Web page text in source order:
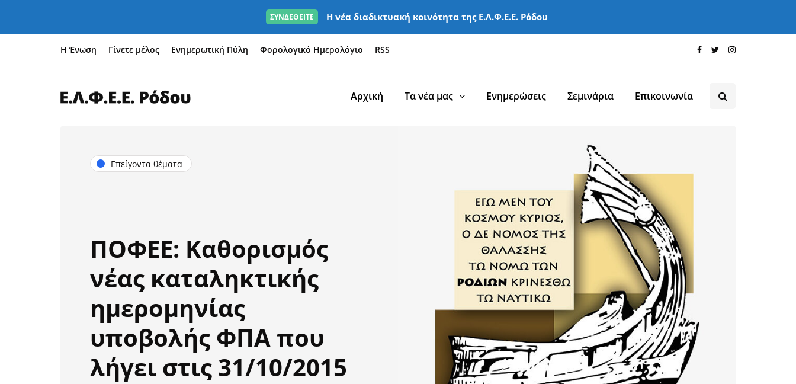
ΣΥΝΔΕΘΕΙΤΕ Η νέα διαδικτυακή κοινότητα της Ε.Λ.Φ.Ε.Ε. Ρόδου
Η Ένωση Γίνετε μέλος Ενημερωτική Πύλη Φορολογικό Ημερολόγιο RSS
Αρχική Τα νέα μας Ενημερώσεις Σεμινάρια Επικοινωνία
Επείγοντα θέματα
ΠΟΦΕΕ: Καθορισμός
νέας καταληκτικής
ημερομηνίας
υποβολής ΦΠΑ που
λήγει στις 31/10/2015